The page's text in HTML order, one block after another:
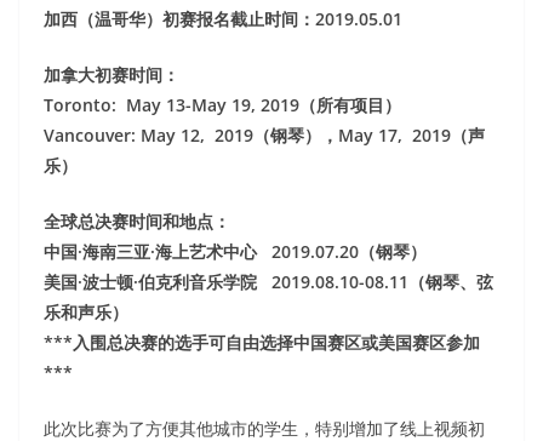
加西（温哥华）初赛报名截止时间：2019.05.01
加拿大初赛时间：
Toronto: May 13-May 19, 2019（所有项目）
Vancouver: May 12, 2019（钢琴），May 17, 2019（声
乐）
全球总决赛时间和地点：
中国·海南三亚·海上艺术中心 2019.07.20（钢琴）
美国·波士顿·伯克利音乐学院 2019.08.10-08.11（钢琴、弦
乐和声乐）
***入围总决赛的选手可自由选择中国赛区或美国赛区参加
***
此次比赛为了方便其他城市的学生，特别增加了线上视频初